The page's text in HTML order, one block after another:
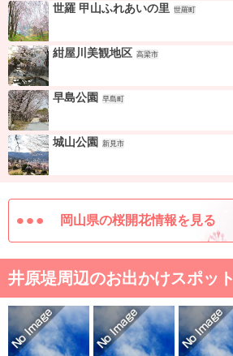
世羅 甲山ふれあいの里 世羅町
紺屋川美観地区 高梁市
早島公園 早島町
城山公園 新見市
岡山県の桜開花情報を見る
井原堤周辺のお出かけスポット